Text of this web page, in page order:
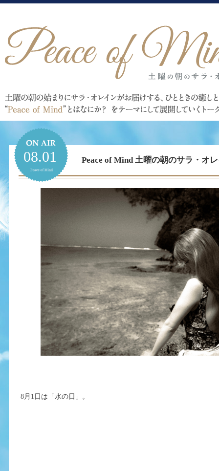
08.01 Peace of Mind 土曜の朝のサラ・オ
8月1日は「水の日」。